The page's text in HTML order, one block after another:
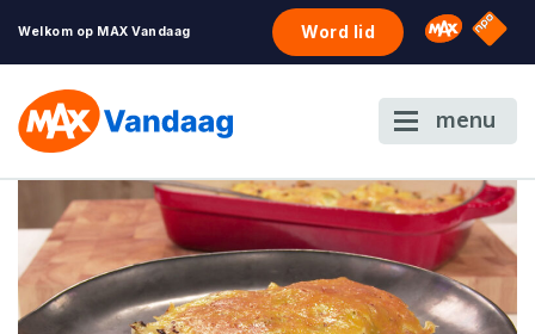
Welkom op MAX Vandaag Word lid Omroep
NPO
menu